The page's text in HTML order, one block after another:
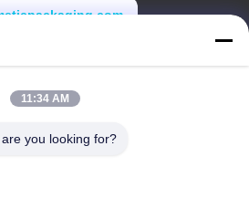
11:34 AM
you looking for?